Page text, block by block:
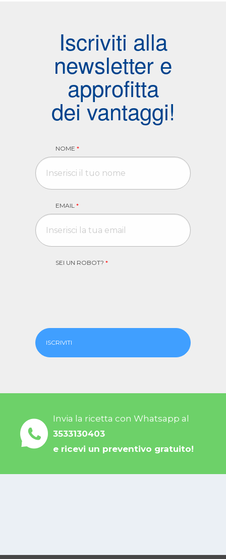
Iscriviti alla
newsletter e
approfitta
dei vantaggi!
NOME *
EMAIL *
SEI UN ROBOT? *
ISCRIVITI
Invia la ricetta con Whatsapp al
3533130403
e ricevi un preventivo gratuito!